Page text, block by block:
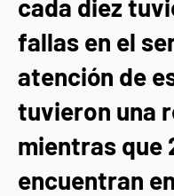
cada diez
fallas en el
atención de
tuvieron una
mientras que
encuentran